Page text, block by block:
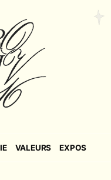
VALEURS EXPOS